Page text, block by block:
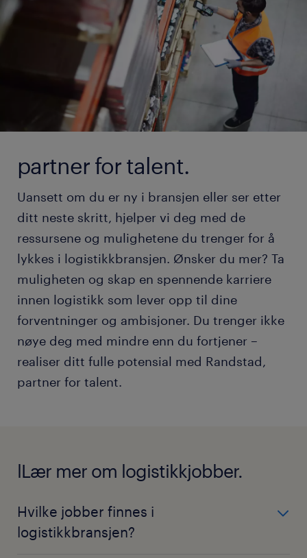
partner for talent.
Uansett om du er ny i bransjen eller ser etter
ditt neste skritt, hjelper vi deg med de
ressursene og mulighetene du trenger for å
lykkes i logistikkbransjen. Ønsker du mer? Ta
muligheten og skap en spennende karriere
innen logistikk som lever opp til dine
forventninger og ambisjoner. Du trenger ikke
nøye deg med mindre enn du fortjener –
realiser ditt fulle potensial med Randstad,
partner for talent.
lLær mer om logistikkjobber.
Hvilke jobber finnes i
logistikkbransjen?